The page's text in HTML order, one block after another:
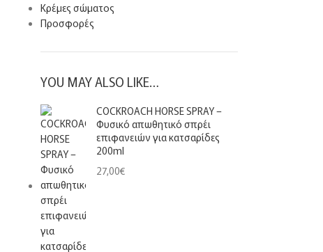
Κρέμες σώματος
Προσφορές
YOU MAY ALSO LIKE…
COCKROACH HORSE SPRAY –
Φυσικό απωθητικό σπρέι
επιφανειών για κατσαρίδες
200ml
27,00€